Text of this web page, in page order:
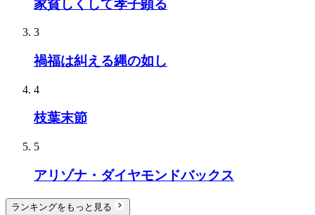
家貧しくして孝子顕る
3
禍福は糾える縄の如し
4
枝葉末節
5
アリゾナ・ダイヤモンドバックス
ランキングをもっと見る